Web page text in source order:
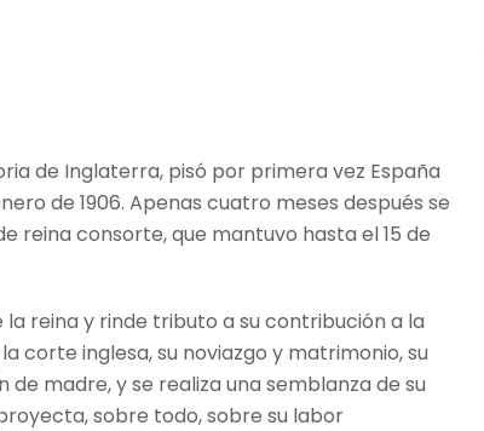
de Inglaterra, pisó por primera vez España
de 1906. Apenas cuatro meses después se
reina consorte, que mantuvo hasta el 15 de
reina y rinde tributo a su contribución a la
corte inglesa, su noviazgo y matrimonio, su
madre, y se realiza una semblanza de su
sobre todo, sobre su labor